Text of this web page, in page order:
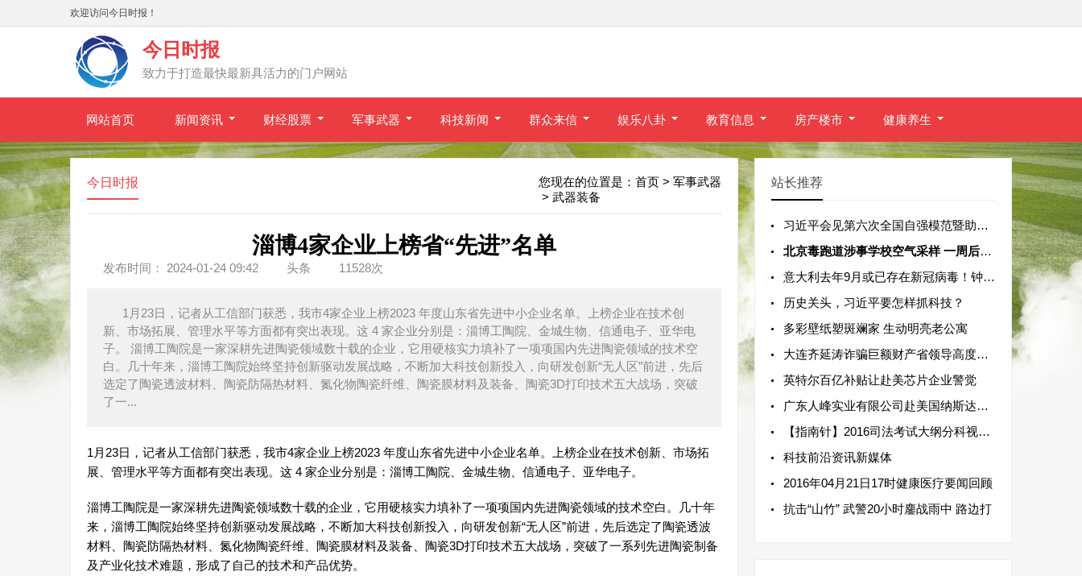
欢迎访问今日时报！
今日时报
致力于打造最快最新具活力的门户网站
网站首页 新闻资讯 财经股票 军事武器 科技新闻 群众来信 娱乐八卦 教育信息 房产楼市 健康养生
您现在的位置是： 首页 > 军事武器
> 武器装备
今日时报
淄博4家企业上榜省“先进”名单
发布时间： 2024-01-24 09:42 头条 11528次
1月23日，记者从工信部门获悉，我市4家企业上榜2023 年度山东省先进中小企业名单。上榜企业在技术创
新、市场拓展、管理水平等方面都有突出表现。这 4 家企业分别是：淄博工陶院、金城生物、信通电子、亚华电
子。 淄博工陶院是一家深耕先进陶瓷领域数十载的企业，它用硬核实力填补了一项项国内先进陶瓷领域的技术空
白。几十年来，淄博工陶院始终坚持创新驱动发展战略，不断加大科技创新投入，向研发创新“无人区”前进，先后
选定了陶瓷透波材料、陶瓷防隔热材料、氮化物陶瓷纤维、陶瓷膜材料及装备、陶瓷3D打印技术五大战场，突破
了一...
1月23日，记者从工信部门获悉，我市4家企业上榜2023 年度山东省先进中小企业名单。上榜企业在技术创新、市场拓
展、管理水平等方面都有突出表现。这 4 家企业分别是：淄博工陶院、金城生物、信通电子、亚华电子。
淄博工陶院是一家深耕先进陶瓷领域数十载的企业，它用硬核实力填补了一项项国内先进陶瓷领域的技术空白。几十年
来，淄博工陶院始终坚持创新驱动发展战略，不断加大科技创新投入，向研发创新“无人区”前进，先后选定了陶瓷透波
材料、陶瓷防隔热材料、氮化物陶瓷纤维、陶瓷膜材料及装备、陶瓷3D打印技术五大战场，突破了一系列先进陶瓷制备
及产业化技术难题，形成了自己的技术和产品优势。
站长推荐
习近平会见第六次全国自强模范暨助残先
北京毒跑道涉事学校空气采样 一周后公布
意大利去年9月或已存在新冠病毒！钟南山
历史关头，习近平要怎样抓科技？
多彩壁纸塑斑斓家 生动明亮老公寓
大连齐延涛诈骗巨额财产省领导高度关注
英特尔百亿补贴让赴美芯片企业警觉
广东人峰实业有限公司赴美国纳斯达克上
【指南针】2016司法考试大纲分科视频解读
科技前沿资讯新媒体
2016年04月21日17时健康医疗要闻回顾
抗击“山竹” 武警20小时鏖战雨中 路边打